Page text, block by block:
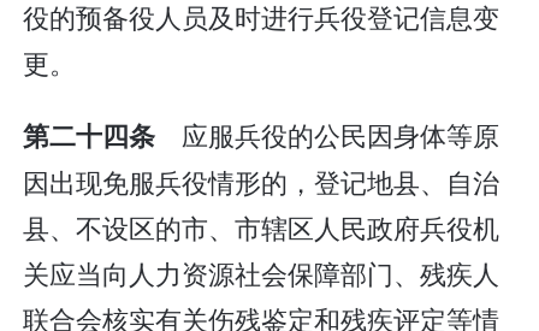
役的预备役人员及时进行兵役登记信息变
更。
第二十四条 应服兵役的公民因身体等原
因出现免服兵役情形的，登记地县、自治
县、不设区的市、市辖区人民政府兵役机
关应当向人力资源社会保障部门、残疾人
联合会核实有关伤残鉴定和残疾评定等情